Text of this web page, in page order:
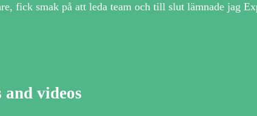
fick smak på att leda team och till slut lämnade jag
videos